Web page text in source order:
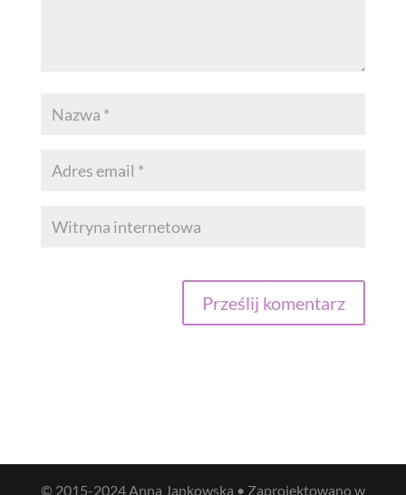
© 2015-2024 Anna Jankowska • Zaprojektowano w